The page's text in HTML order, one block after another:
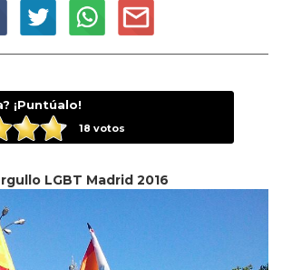
¡Puntúalo!
18 votos
LGBT Madrid 2016